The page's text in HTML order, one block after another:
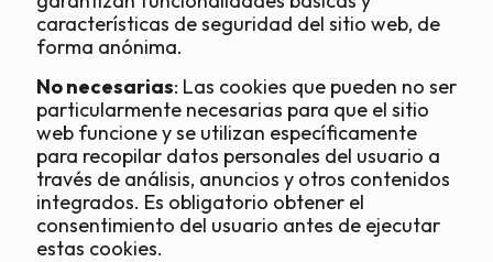
características de seguridad del sitio web, de
forma anónima.
No necesarias: Las cookies que pueden no ser
particularmente necesarias para que el sitio
web funcione y se utilizan específicamente
para recopilar datos personales del usuario a
través de análisis, anuncios y otros contenidos
integrados. Es obligatorio obtener el
consentimiento del usuario antes de ejecutar
estas cookies.